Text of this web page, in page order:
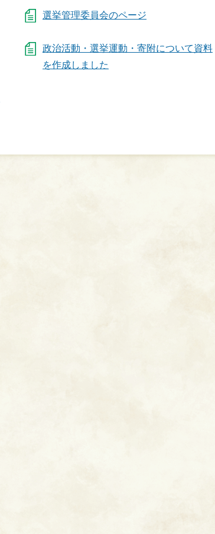
選挙管理委員会のページ
政治活動・選挙運動・寄附について資料
を作成しました